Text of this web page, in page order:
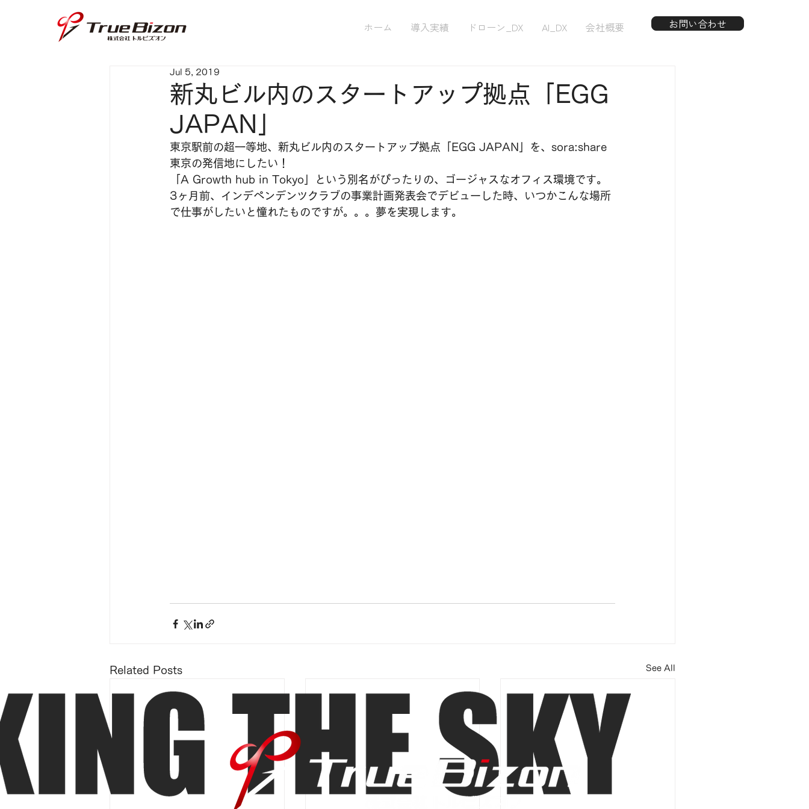
ホーム 導入実績 ドローン_DX AI_DX 会社概要 お問い合わせ
新丸ビル内のスタートアップ拠点「EGG
JAPAN」
Jul 5, 2019
東京駅前の超一等地、新丸ビル内のスタートアップ拠点「EGG JAPAN」を、sora:share
東京の発信地にしたい！
「A Growth hub in Tokyo」という別名がぴったりの、ゴージャスなオフィス環境です。
3ヶ月前、インデペンデンツクラブの事業計画発表会でデビューした時、いつかこんな場所
で仕事がしたいと憧れたものですが。。。夢を実現します。
Related Posts See All